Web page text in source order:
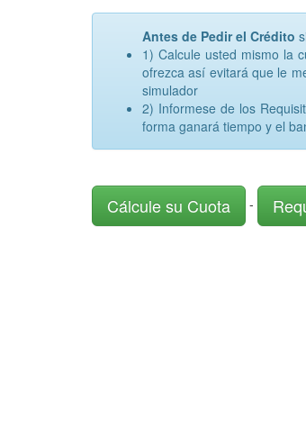
Antes de Pedir el Crédito
1) Calcule usted mismo la
ofrezca así evitará que le
simulador
2) Informese de los
forma ganará tiempo y el
Cálcule su Cuota -